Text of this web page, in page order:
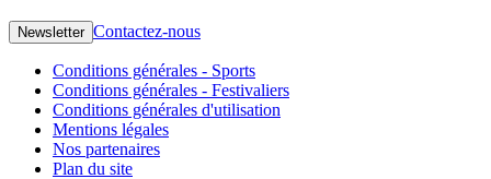
Newsletter Contactez-nous
Conditions générales - Sports
Conditions générales - Festivaliers
Conditions générales d'utilisation
Mentions légales
Nos partenaires
Plan du site